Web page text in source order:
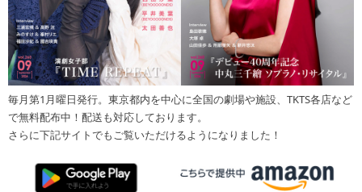
毎月第1月曜日発行。東京都内を中心に全国の劇場や施設、TKTS各店など
で無料配布中！配送も対応しております。
さらに下記サイトでもご覧いただけるようになりました！